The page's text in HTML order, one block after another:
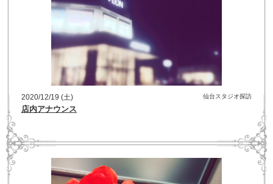
2020/12/19 (土) 仙台スタジオ探訪
店内アナウンス